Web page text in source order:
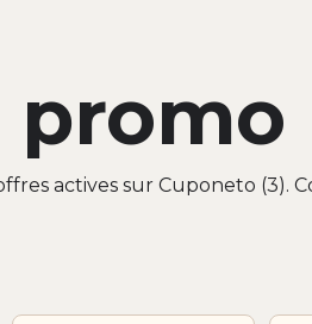
actives sur Cuponeto (3).